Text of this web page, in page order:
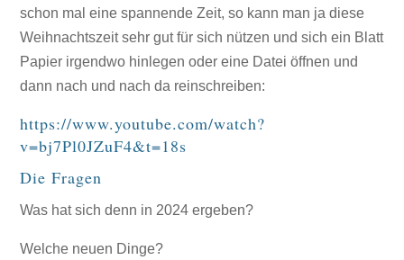
schon mal eine spannende Zeit, so kann man ja diese
Weihnachtszeit sehr gut für sich nützen und sich ein Blatt
Papier irgendwo hinlegen oder eine Datei öffnen und
dann nach und nach da reinschreiben:
https://www.youtube.com/watch?
v=bj7Pl0JZuF4&t=18s
Die Fragen
Was hat sich denn in 2024 ergeben?
Welche neuen Dinge?